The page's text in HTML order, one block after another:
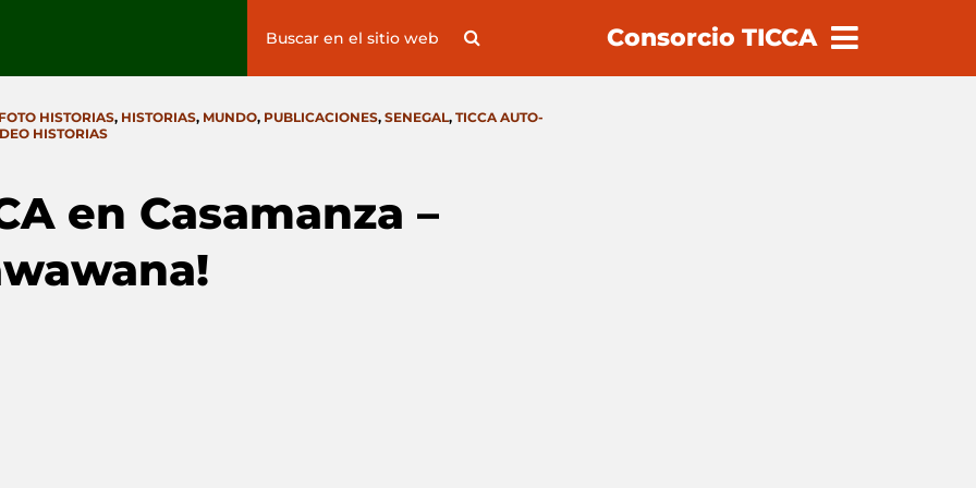
Search
Consorcio TICCA
FOTO HISTORIAS, HISTORIAS, MUNDO, PUBLICACIONES, SENEGAL, TICCA AUTO-
HISTORIAS
en Casamanza –